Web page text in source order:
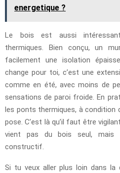
energetique ?
Le bois est aussi
thermiques. Bien conçu, un
facilement une isolation
change pour toi, c’est une
comme en été, avec moins de
sensations de paroi froide. En
les ponts thermiques, à condition
pose. C’est là qu’il faut être
vient pas du bois seul, mais
constructif.
Si tu veux aller plus loin dans